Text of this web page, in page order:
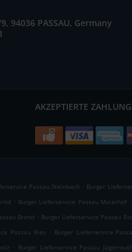
94036 PASSAU, Germany
AKZEPTIERTE
Passau Steinbach . Burger
. Burger Lieferservice Passau Maierhof .
Brand . Burger Lieferservice Passau
Passau Ries . Burger Lieferservice
. Burger Lieferservice Passau Jägerreuth